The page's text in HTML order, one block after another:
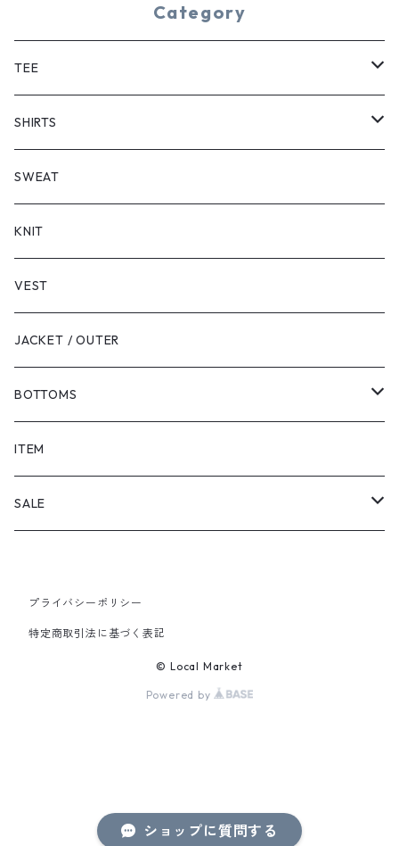
ショップに質問する
Category
TEE
SHORT SLEEVE
LONG SLEEVE
SHIRTS
SHORT SLEEVE
LONG SLEEVE
SWEAT
KNIT
VEST
JACKET / OUTER
BOTTOMS
SHORTS
PANTS
ITEM
SALE
PANTS
プライバシーポリシー
特定商取引法に基づく表記
© Local Market
Powered by